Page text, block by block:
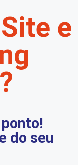
e
do seu